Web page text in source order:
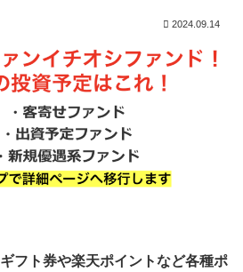
2024.09.14
フト券や楽天ポイントなど各種ポ